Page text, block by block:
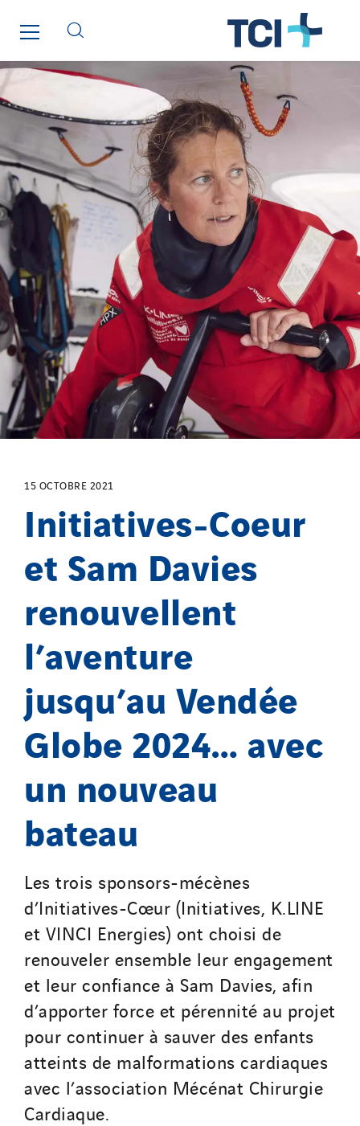
15 OCTOBRE 2021
Initiatives-Coeur
et Sam Davies
renouvellent
l’aventure
jusqu’au Vendée
Globe 2024… avec
un nouveau
bateau
Les trois sponsors-mécènes
d’Initiatives-Cœur (Initiatives, K.LINE
et VINCI Energies) ont choisi de
renouveler ensemble leur engagement
et leur confiance à Sam Davies, afin
d’apporter force et pérennité au projet
pour continuer à sauver des enfants
atteints de malformations cardiaques
avec l’association Mécénat Chirurgie
Cardiaque.